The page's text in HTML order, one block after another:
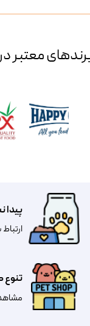
معتبر
پیدا
​​​ارتباط